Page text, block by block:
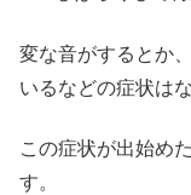
変な音がするとか
いるなどの症状は
この症状が出始め
す。